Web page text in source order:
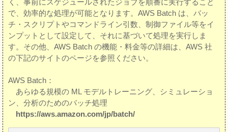
く、事前にスケジュールされたジョブを順番に実行すること
で、効率的な処理が可能となります。AWS Batch は、バッ
チ・スクリプトやコマンドライン引数、制御ファイル等をイ
ンプットとして設定して、それに基づいて処理を実行しま
す。その他、AWS Batch の機能・料金等の詳細は、AWS 社
の下記のサイトのページを参照ください。
AWS Batch：
あらゆる規模の ML モデルトレーニング、シミュレーショ
ン、分析のためのバッチ処理
https://aws.amazon.com/jp/batch/